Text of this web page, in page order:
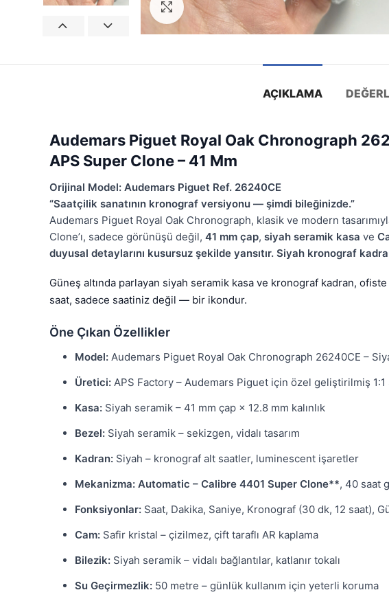
Görseli Büyütün
AÇIKLAMA
Audemars Piguet Royal Oak Chronograph
APS Super Clone – 41 Mm
Orijinal Model: Audemars Piguet Ref. 26240CE
“Saatçilik sanatının kronograf versiyonu — şimdi bileğinizde.”
Audemars Piguet Royal Oak Chronograph, klasik ve modern
Clone’ı, sadece görünüşü değil, 41 mm çap, siyah seramik kasa ve
duyusal detaylarını kusursuz şekilde yansıtır. Siyah kronograf
Güneş altında parlayan siyah seramik kasa ve kronograf kadran,
saat, sadece saatiniz değil — bir ikondur.
Öne Çıkan Özellikler
Model: Audemars Piguet Royal Oak Chronograph 26240CE –
Üretici: APS Factory – Audemars Piguet için özel geliştirilmiş
Kasa: Siyah seramik – 41 mm çap × 12.8 mm kalınlık
Bezel: Siyah seramik – sekizgen, vidalı tasarım
Kadran: Siyah – kronograf alt saatler, luminescent işaretler
Mekanizma: Automatic – Calibre 4401 Super Clone**, 40 saat
Fonksiyonlar: Saat, Dakika, Saniye, Kronograf (30 dk, 12 saat),
Cam: Safir kristal – çizilmez, çift taraflı AR kaplama
Bilezik: Siyah seramik – vidalı bağlantılar, katlanır tokalı
Su Geçirmezlik: 50 metre – günlük kullanım için yeterli koruma